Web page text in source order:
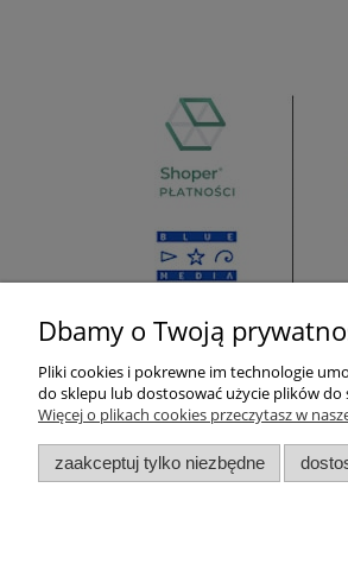
Pomoc
Pytania i odpowiedzi
Dbamy o Twoją
Pliki cookies i pokrewne im technologie
do sklepu lub dostosować użycie plików
Więcej o plikach cookies przeczytasz w
zaakceptuj tylko niezbędne